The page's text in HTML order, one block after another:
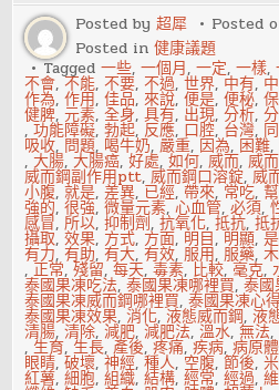
Posted by超犀 Posted
Posted in健康議題
Tagged一些,一個月,一定,一樣,
不會,不能,不要,不過,世界, 中有,
作為,作用,佳品,來說,便是,便秘,
健脾,元素,全身,具有, 出現,分析,
,功能障礙,勃起, 反應, 口腔, 台灣,
吸收, 問題, 喝牛奶,嚴重, 因為, 困難,
,大腸,大腸癌,好處,如何,威而,威
威而鋼副作用ptt,威而鋼口溶錠,威
小腹,就是,差異, 已經,帶來, 常吃,
強的,很強,微量元素,心血管,必須,
感冒,所以,抑制劑,抗氧化,抵抗,抵
攝取,效果, 方式, 方面, 明目, 明顯,
有力,有助,有大,有效,服用,服藥,
,正常,殘留,每天,毒素, 比較,毫克,
泰國果凍吃法,泰國果凍哪裡買,泰
泰國果凍威而鋼哪裡買,泰國果凍心
泰國果凍效果,消化,液態威而鋼,液
清腸,清除,減肥,減肥法,溫水,無法,
,生育,生長,產後,疼痛,疾病,病原體
眼睛,破壞,神經,種人, 空腹,節後,
紅薯,細胞,組織,結構,經常,經過,